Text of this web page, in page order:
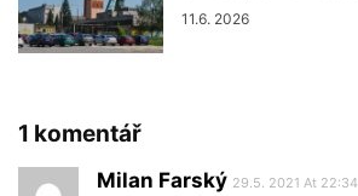
11.6. 2026
1 komentář
Milan Farský 29.5. 2021 At 22:34